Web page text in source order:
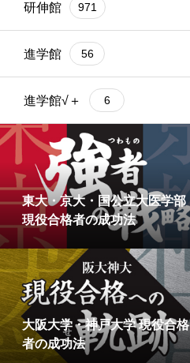
研伸館 971
進学館 56
進学館√＋ 6
東大・京大・国公立大医学部
現役合格者の成功法
大阪大学・神戸大学 現役合格
者の成功法